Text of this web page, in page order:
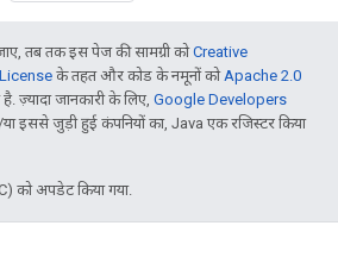
तब तक इस पेज की सामग्री कोCreative
के तहत और कोड के नमूनों कोApache 2.0
ज़्यादा जानकारी के लिए, Google Developers
इससे जुड़ी हुई कंपनियों का, Java एक रजिस्टर किया
को अपडेट किया गया.